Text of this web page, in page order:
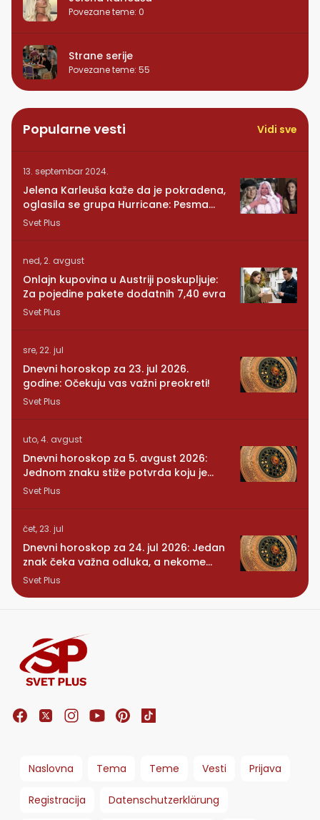
Povezane teme: 0
Strane serije
Povezane teme: 55
Popularne vesti Vidi sve
13. septembar 2024.
Jelena Karleuša kaže da je pokradena,
oglasila se grupa Hurricane: Pesma
RUNDE je naša!
Svet Plus
ned, 2. avgust
Onlajn kupovina u Austriji poskupljuje:
Za pojedine pakete dodatnih 7,40 evra
Svet Plus
sre, 22. jul
Dnevni horoskop za 23. jul 2026.
godine: Očekuju vas važni preokreti!
Svet Plus
uto, 4. avgust
Dnevni horoskop za 5. avgust 2026:
Jednom znaku stiže potvrda koju je
dugo čekao
Svet Plus
čet, 23. jul
Dnevni horoskop za 24. jul 2026: Jedan
znak čeka važna odluka, a nekome
stiže iznenađenje
Svet Plus
Naslovna Tema Teme Vesti Prijava
Registracija Datenschutzerklärung